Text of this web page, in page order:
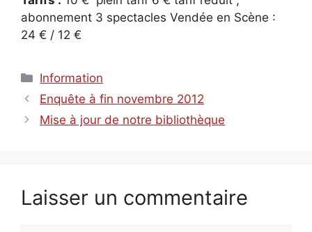
abonnement 3 spectacles Vendée en Scène :
24 € / 12 €
Catégories
Information
Enquête à fin novembre 2012
Mise à jour de notre bibliothèque
Laisser un commentaire